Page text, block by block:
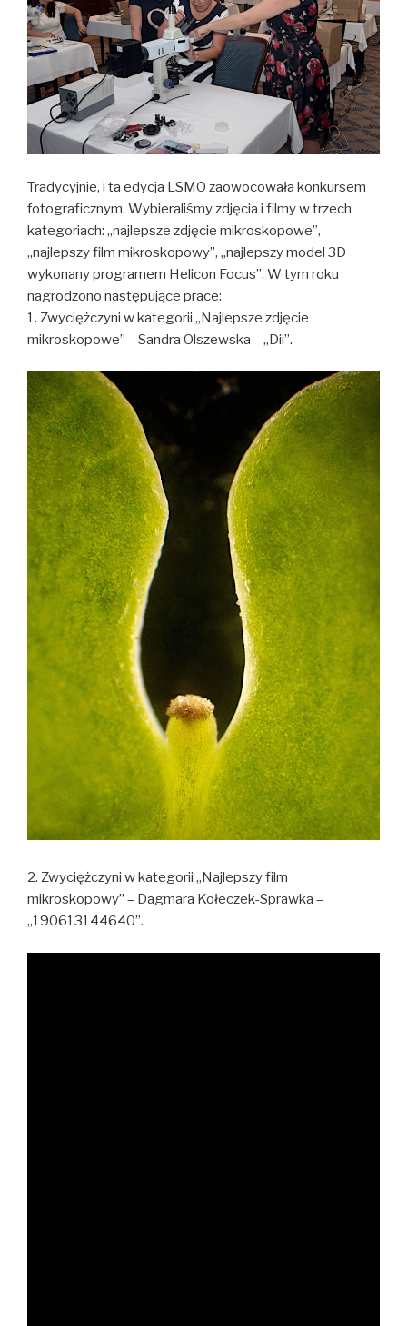
Tradycyjnie, i ta edycja LSMO zaowocowała konkursem
fotograficznym. Wybieraliśmy zdjęcia i filmy w trzech
kategoriach: „najlepsze zdjęcie mikroskopowe”,
„najlepszy film mikroskopowy”, „najlepszy model 3D
wykonany programem Helicon Focus”. W tym roku
nagrodzono następujące prace:
1. Zwyciężczyni w kategorii „Najlepsze zdjęcie
mikroskopowe” – Sandra Olszewska – „Dii”.
2. Zwyciężczyni w kategorii „Najlepszy film
mikroskopowy” – Dagmara Kołeczek-Sprawka –
„190613144640”.